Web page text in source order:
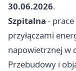
30.06.2026.
Szpitalna -
przyłączami
napowietrznej w
Przebudowy i